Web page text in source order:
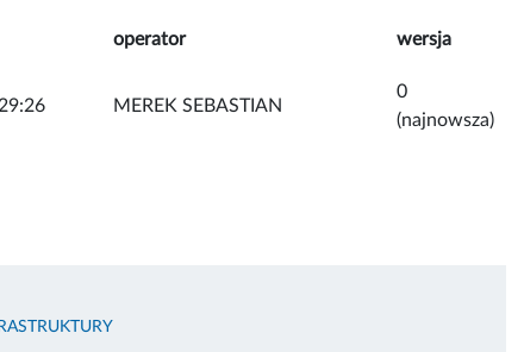
operator wersja
MEREK SEBASTIAN
0
(najnowsza)